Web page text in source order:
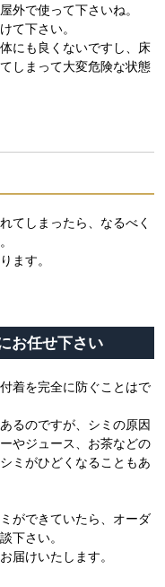
外で使って下さいね。
て下さい。
にも良くないですし、床
しまって大変危険な状態
てしまったら、なるべく
ます。
お任せ下さい
着を完全に防ぐことはで
るのですが、シミの原因
やジュース、お茶などの
ミがひどくなることもあ
ができていたら、オーダ
下さい。
届けいたします。